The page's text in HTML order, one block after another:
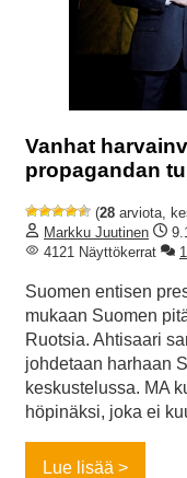
Vanhat
propagandan
(28 arviota,
Markku Juutinen
4121 Näyttökerrat
Suomen entisen
mukaan Suomen
Ruotsia. Ahtisaari
johdetaan harhaan
keskustelussa. MA
höpinäksi, joka ei
Lue lisää